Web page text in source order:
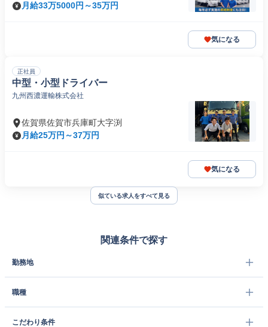
月給33万5000円～35万円
気になる
正社員
中型・小型ドライバー
九州西濃運輸株式会社
佐賀県佐賀市兵庫町大字渕
月給25万円～37万円
気になる
似ている求人をすべて見る
関連条件で探す
勤務地
職種
こだわり条件